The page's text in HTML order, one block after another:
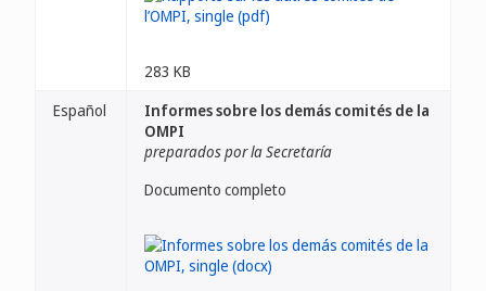
283 KB
Español
Informes sobre los demás comités de la
OMPI
preparados por la Secretaría
Documento completo